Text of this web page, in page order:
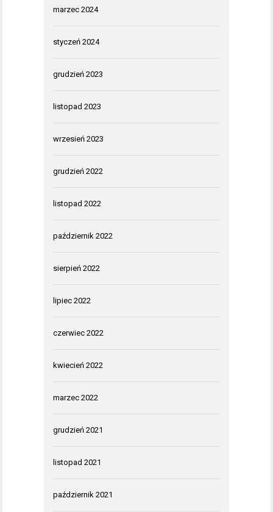
marzec 2024
styczeń 2024
grudzień 2023
listopad 2023
wrzesień 2023
grudzień 2022
listopad 2022
październik 2022
sierpień 2022
lipiec 2022
czerwiec 2022
kwiecień 2022
marzec 2022
grudzień 2021
listopad 2021
październik 2021